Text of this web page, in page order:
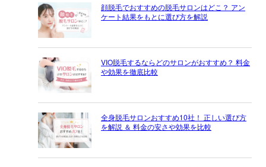
顔脱毛でおすすめの脱毛サロンはどこ？ アン
ケート結果をもとに選び方を解説
VIO脱毛するならどのサロンがおすすめ？ 料金
や効果を徹底比較
全身脱毛サロンおすすめ10社！ 正しい選び方
を解説 ＆ 料金の安さや効果を比較